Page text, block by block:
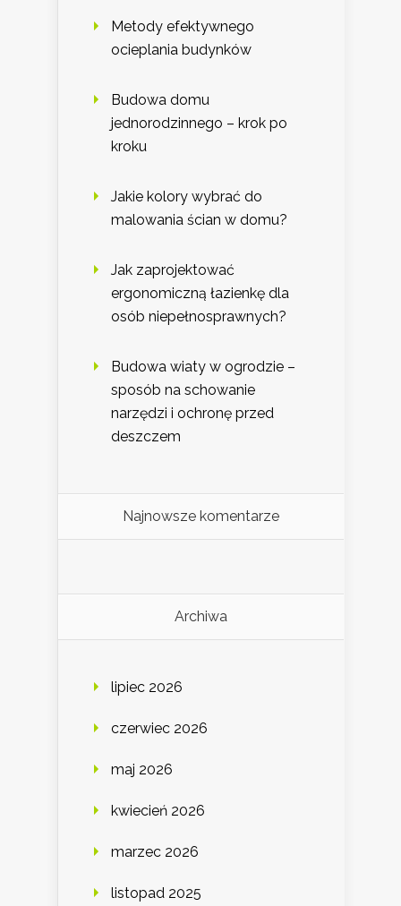
Metody efektywnego
ocieplania budynków
Budowa domu
jednorodzinnego – krok po
kroku
Jakie kolory wybrać do
malowania ścian w domu?
Jak zaprojektować
ergonomiczną łazienkę dla
osób niepełnosprawnych?
Budowa wiaty w ogrodzie –
sposób na schowanie
narzędzi i ochronę przed
deszczem
Najnowsze komentarze
Archiwa
lipiec 2026
czerwiec 2026
maj 2026
kwiecień 2026
marzec 2026
listopad 2025